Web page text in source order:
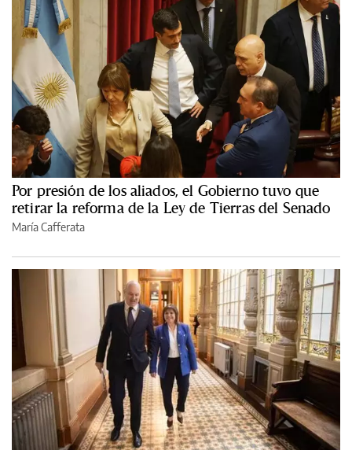
Por presión de los aliados, el Gobierno tuvo que
retirar la reforma de la Ley de Tierras del Senado
María Cafferata